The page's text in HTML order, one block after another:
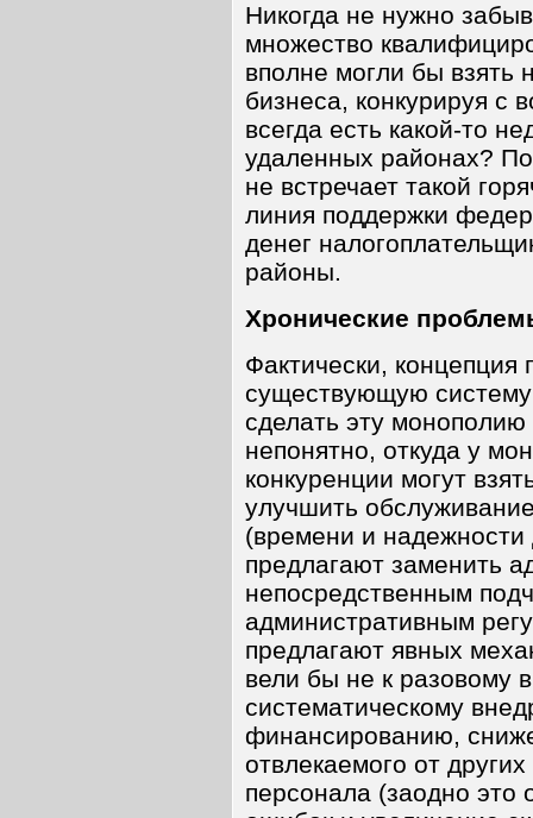
Никогда не нужно
множество
вполне могли бы взять
бизнеса, конкурируя с
всегда есть какой-то
удаленных районах?
не встречает такой
линия поддержки
денег
районы.
Хронические
Фактически, концепция
существующую
сделать эту
непонятно, откуда у
конкуренции могут
улучшить
(времени и
предлагают заменить
непосредственным
административным
предлагают явных
вели бы не к разовому
систематическому
финансированию,
отвлекаемого от
персонала (заодно это